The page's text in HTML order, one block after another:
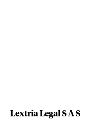
Lextria Legal S A S